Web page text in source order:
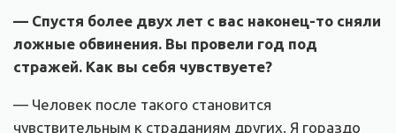
— Спустя более двух лет с вас наконец-то сняли
ложные обвинения. Вы провели год под
стражей. Как вы себя чувствуете?
— Человек после такого становится
чувствительным к страданиям других. Я гораздо